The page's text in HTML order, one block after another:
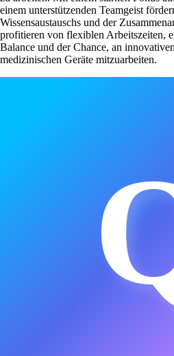
einem unterstützenden Teamgeist
Wissensaustauschs und der
profitieren von flexiblen Arbeitszeiten,
Balance und der Chance, an
medizinischen Geräte mitzuarbeiten.